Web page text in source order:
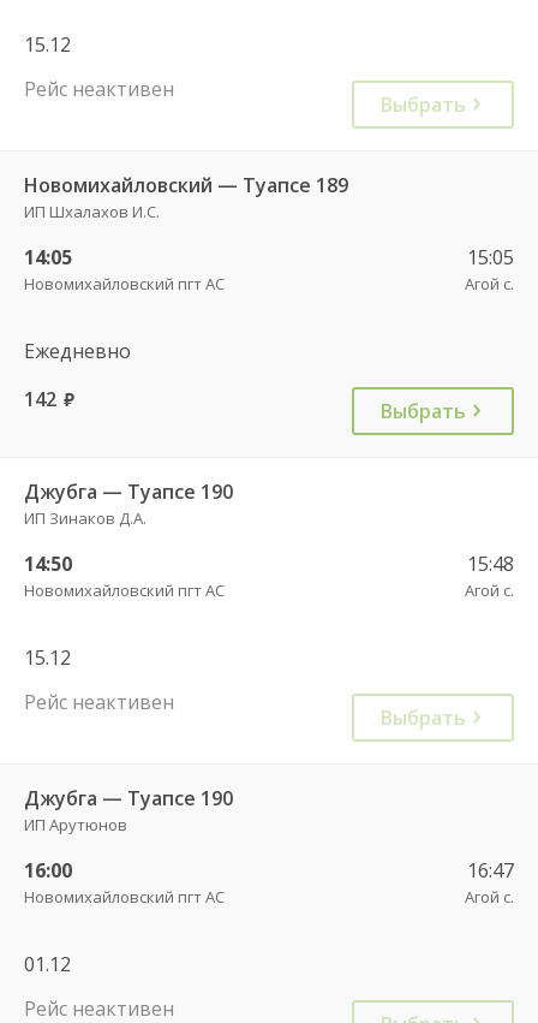
15.12
Рейс неактивен
Выбрать
Новомихайловский — Туапсе 189
ИП Шхалахов И.С.
14:05
Новомихайловский пгт АС
15:05
Агой с.
Ежедневно
142 руб. Выбрать
Джубга — Туапсе 190
ИП Зинаков Д.А.
14:50
Новомихайловский пгт АС
15:48
Агой с.
15.12
Рейс неактивен
Выбрать
Джубга — Туапсе 190
ИП Арутюнов
16:00
Новомихайловский пгт АС
16:47
Агой с.
01.12
Рейс неактивен